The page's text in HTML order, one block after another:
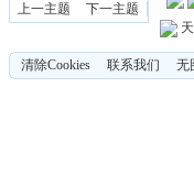
上一主题
下一主题
清除Cookies 联系我们 无